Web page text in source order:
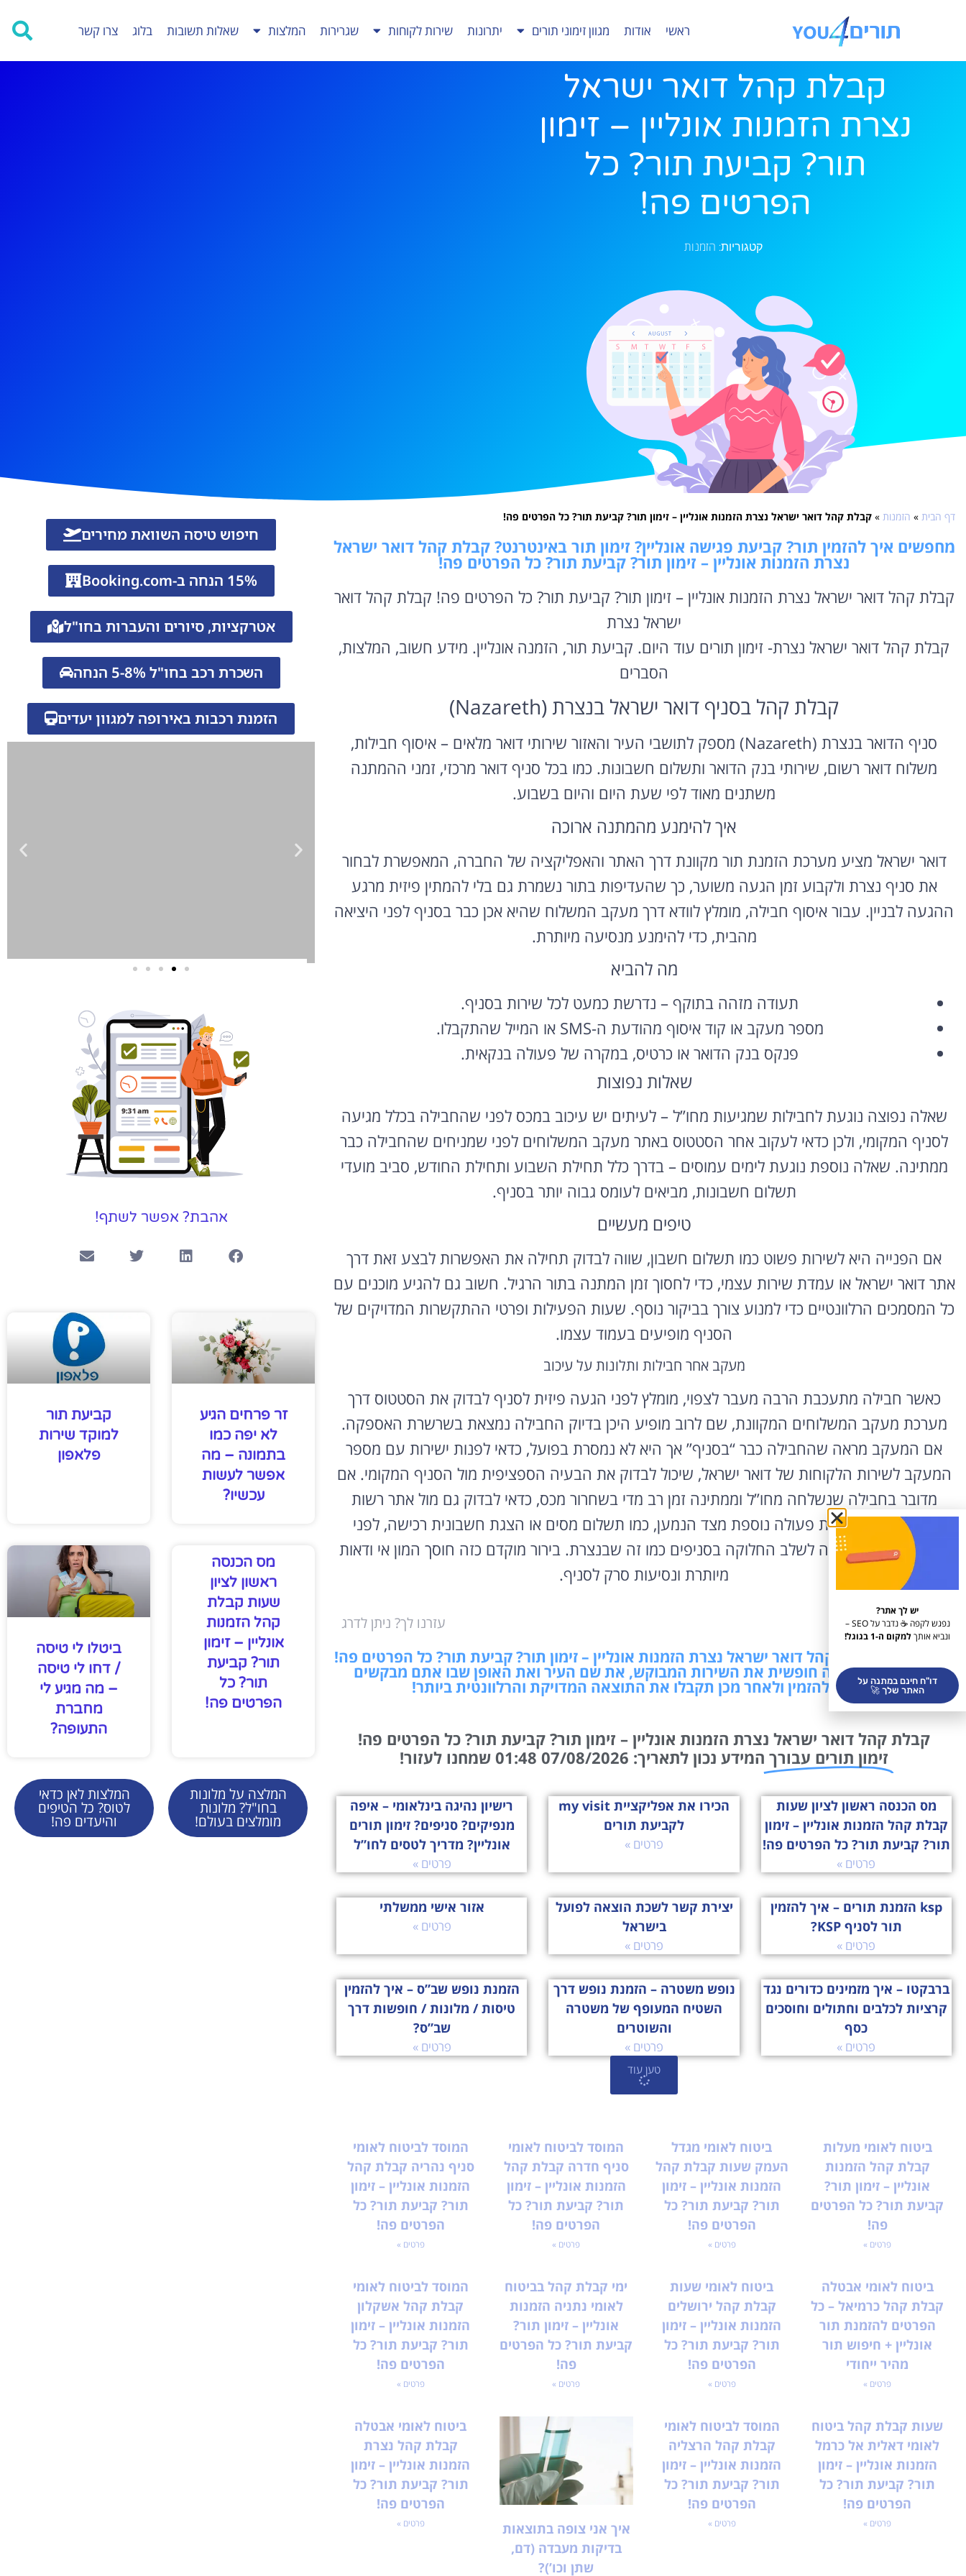
ראשי אודות מגוון זימוני תורים יתרונות שירות לקוחות שגרירות המלצות שאלות תשובות בלוג צרו קשר
קבלת קהל דואר ישראל
נצרת הזמנות אונליין – זימון
תור? קביעת תור? כל
הפרטים פה!
קטגוריות: הזמנות
דף הבית » הזמנות » קבלת קהל דואר ישראל נצרת הזמנות אונליין – זימון תור? קביעת תור? כל הפרטים פה!
מחפשים איך להזמין תור? קביעת פגישה אונליין? זימון תור באינטרנט? קבלת קהל דואר ישראל
נצרת הזמנות אונליין – זימון תור? קביעת תור? כל הפרטים פה!
קבלת קהל דואר ישראל נצרת הזמנות אונליין – זימון תור? קביעת תור? כל הפרטים פה! קבלת קהל דואר
ישראל נצרת
קבלת קהל דואר ישראל נצרת- זימון תורים עוד היום. קביעת תור, הזמנה אונליין. מידע חשוב, המלצות,
הסברים
קבלת קהל בסניף דואר ישראל בנצרת (Nazareth)
סניף הדואר בנצרת (Nazareth) מספק לתושבי העיר והאזור שירותי דואר מלאים – איסוף חבילות,
משלוח דואר רשום, שירותי בנק הדואר ותשלום חשבונות. כמו בכל סניף דואר מרכזי, זמני ההמתנה
משתנים מאוד לפי שעת היום והיום בשבוע.
איך להימנע מהמתנה ארוכה
דואר ישראל מציע מערכת הזמנת תור מקוונת דרך האתר והאפליקציה של החברה, המאפשרת לבחור
את סניף נצרת ולקבוע זמן הגעה משוער, כך שהעדיפות בתור נשמרת גם בלי להמתין פיזית מרגע
ההגעה לבניין. עבור איסוף חבילה, מומלץ לוודא דרך מעקב המשלוח שהיא אכן כבר בסניף לפני היציאה
מהבית, כדי להימנע מנסיעה מיותרת.
מה להביא
תעודה מזהה בתוקף – נדרשת כמעט לכל שירות בסניף.
מספר מעקב או קוד איסוף מהודעת ה-SMS או המייל שהתקבלו.
פנקס בנק הדואר או כרטיס, במקרה של פעולה בנקאית.
שאלות נפוצות
שאלה נפוצה נוגעת לחבילות שמגיעות מחו”ל – לעיתים יש עיכוב במכס לפני שהחבילה בכלל מגיעה
לסניף המקומי, ולכן כדאי לעקוב אחר הסטטוס באתר מעקב המשלוחים לפני שמניחים שהחבילה כבר
ממתינה. שאלה נוספת נוגעת לימים עמוסים – בדרך כלל תחילת השבוע ותחילת החודש, סביב מועדי
תשלום חשבונות, מביאים לעומס גבוה יותר בסניף.
טיפים מעשיים
אם הפנייה היא לשירות פשוט כמו תשלום חשבון, שווה לבדוק תחילה את האפשרות לבצע זאת דרך
אתר דואר ישראל או עמדת שירות עצמי, כדי לחסוך זמן המתנה בתור הרגיל. חשוב גם להגיע מוכנים עם
כל המסמכים הרלוונטיים כדי למנוע צורך בביקור נוסף. שעות הפעילות ופרטי ההתקשרות המדויקים של
הסניף מופיעים בעמוד עצמו.
מעקב אחר חבילות ותלונות על עיכוב
כאשר חבילה מתעכבת הרבה מעבר לצפוי, מומלץ לפני הגעה פיזית לסניף לבדוק את הסטטוס דרך
מערכת מעקב המשלוחים המקוונת, שם לרוב מופיע היכן בדיוק החבילה נמצאת בשרשרת האספקה.
אם המעקב מראה שהחבילה כבר “בסניף” אך היא לא נמסרת בפועל, כדאי לפנות ישירות עם מספר
המעקב לשירות הלקוחות של דואר ישראל, שיכול לבדוק את הבעיה הספציפית מול הסניף המקומי. אם
מדובר בחבילה שנשלחה מחו”ל וממתינה זמן רב מדי בשחרור מכס, כדאי לבדוק גם מול אתר רשות
המכס האם נדרשת פעולה נוספת מצד הנמען, כמו תשלום מסים או הצגת חשבונית רכישה, לפני
שהחבילה כלל מגיעה לשלב החלוקה בסניפים כמו זה שבנצרת. בירור מוקדם כזה חוסך המון אי ודאות
מיותרת ונסיעות סרק לסניף.
עזרנו לך? ניתן לדרג
מידע בנושא קבלת קהל דואר ישראל נצרת הזמנות אונליין – זימון תור? קביעת תור? כל הפרטים פה!
תרשמו כאן בשפה חופשית את השירות המבוקש, את שם העיר ואת האופן שבו אתם מבקשים
לקבוע ולהזמין ולאחר מכן תקבלו את התוצאה המדויקת והרלוונטית ביותר!
קבלת קהל דואר ישראל נצרת הזמנות אונליין – זימון תור? קביעת תור? כל הפרטים פה!
זימון תורים עבורך המידע נכון לתאריך: 07/08/2026 01:48 שמחנו לעזור!
מס הכנסה ראשון לציון שעות
קבלת קהל הזמנות אונליין – זימון
תור? קביעת תור? כל הפרטים פה!
פרטים »
הכירו את אפליקציית my visit
לקביעת תורים
פרטים »
רישיון נהיגה בינלאומי – איפה
מנפיקים? סניפים? זימון תורים
אונליין? מדריך לטסים לחו”ל
פרטים »
ksp הזמנת תורים – איך להזמין
תור לסניף KSP?
פרטים »
יצירת קשר לשכת הוצאה לפועל
בישראל
פרטים »
אזור אישי ממשלתי
פרטים »
ברבקטו – איך מזמינים כדורים נגד
קרציות לכלבים וחתולים וחוסכים
כסף
פרטים »
נופש משטרה – הזמנת נופש דרך
השטיח המעופף של משטרה
והשוטרים
פרטים »
הזמנת נופש שב”ס – איך להזמין
טיסות / מלונות / חופשות דרך
שב”ס?
פרטים »
טען עוד
ביטוח לאומי מעלות
קבלת קהל הזמנות
אונליין – זימון תור?
קביעת תור? כל הפרטים
פה!
פרטים »
ביטוח לאומי מגדל
העמק שעות קבלת קהל
הזמנות אונליין – זימון
תור? קביעת תור? כל
הפרטים פה!
פרטים »
המוסד לביטוח לאומי
סניף חדרה קבלת קהל
הזמנות אונליין – זימון
תור? קביעת תור? כל
הפרטים פה!
פרטים »
המוסד לביטוח לאומי
סניף נהריה קבלת קהל
הזמנות אונליין – זימון
תור? קביעת תור? כל
הפרטים פה!
פרטים »
ביטוח לאומי אבטלה
קבלת קהל כרמיאל – כל
הפרטים להזמנת תור
אונליין + חיפוש תור
מהיר ייחודי
פרטים »
ביטוח לאומי שעות
קבלת קהל ירושלים
הזמנות אונליין – זימון
תור? קביעת תור? כל
הפרטים פה!
פרטים »
ימי קבלת קהל בביטוח
לאומי נתניה הזמנות
אונליין – זימון תור?
קביעת תור? כל הפרטים
פה!
פרטים »
המוסד לביטוח לאומי
קבלת קהל אשקלון
הזמנות אונליין – זימון
תור? קביעת תור? כל
הפרטים פה!
פרטים »
שעות קבלת קהל ביטוח
לאומי דאלית אל כרמל
הזמנות אונליין – זימון
תור? קביעת תור? כל
הפרטים פה!
פרטים »
המוסד לביטוח לאומי
קבלת קהל הרצליה
הזמנות אונליין – זימון
תור? קביעת תור? כל
הפרטים פה!
פרטים »
איך אני צופה בתוצאות
בדיקות מעבדה (דם,
שתן וכו’)?
ביטוח לאומי אבטלה
קבלת קהל נצרת
הזמנות אונליין – זימון
תור? קביעת תור? כל
הפרטים פה!
פרטים »
חיפוש טיסה השוואת מחירים
15% הנחה ב-Booking.com
אטרקציות, סיורים והעברות בחו"ל
השכרת רכב בחו"ל 5-8% הנחה
הזמנת רכבות באירופה למגוון יעדים
השכרת רכב
בחו"ל
השוואת מחירים בין חברות
לחצו פה!
רוצה להקליט
פודקאסט?
אולפן הקלטות מקצועי
ביותר
לפרטים ומחירון
שירותי פרסום
וקידום
באינטרנט
בעל/ת עסק? סוכנות ניהול
מוניטין לקידום, שיווק ופרסום
באינטרנט כאן עבורך!
לפרטים
אהבת? אפשר לשתף!
זר פרחים הגיע
לא יפה כמו
בתמונה – מה
אפשר לעשות
עכשיו?
קביעת תור
למוקד שירות
פלאפון
מס הכנסה
ראשון לציון
שעות קבלת
קהל הזמנות
אונליין – זימון
תור? קביעת
תור? כל
הפרטים פה!
ביטלו לי טיסה
/ דחו לי טיסה
– מה מגיע לי
מחברת
התעופה?
המלצה על מלונות
בחו"ל? מלונות
מומלצים בעולם!
המלצות לאן כדאי
לטוס? כל הטיפים
והיעדים פה!
יש לך אתר?
נפגש לקפה ☕ נדבר על SEO –
ונביא אותךלמקום ה-1 בגוגל!
דו"ח חינם במתנה על
האתר שלך 🚀